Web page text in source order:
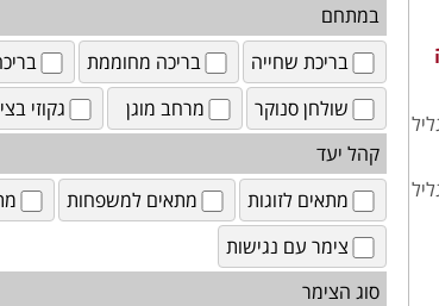
במתחם
בריכת שחייה
בריכה מחוממת
שולחן סנוקר
מרחב מוגן גקוזי
קהל יעד
מתאים לזוגות
מתאים למשפחות
צימר עם נגישות
סוג הצימר